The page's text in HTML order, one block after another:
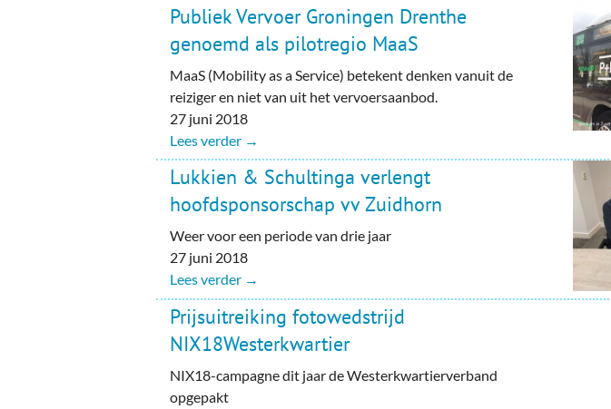
Publiek Vervoer Groningen Drenthe
genoemd als pilotregio MaaS
MaaS (Mobility as a Service) betekent denken vanuit de
reiziger en niet van uit het vervoersaanbod.
27 juni 2018
Lees verder →
Lukkien & Schultinga verlengt
hoofdsponsorschap vv Zuidhorn
Weer voor een periode van drie jaar
27 juni 2018
Lees verder →
Prijsuitreiking fotowedstrijd
NIX18Westerkwartier
NIX18-campagne dit jaar de Westerkwartierverband
opgepakt